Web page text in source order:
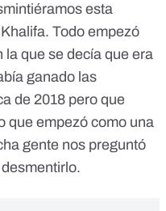
esta
Todo empezó
la que se decía que era
ganado las
de 2018 pero que
que empezó como una
gente nos preguntó